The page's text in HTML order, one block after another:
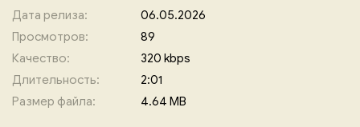
Дата релиза:
06.05.2026
Просмотров:
89
Качество:
320 kbps
Длительность:
2:01
Размер файла:
4.64 MB